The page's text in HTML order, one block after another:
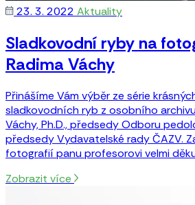
23. 3. 2022 Aktuality
Sladkovodní ryby na
Radima Váchy
Přinášíme Vám výběr ze série
sladkovodních ryb z osobního
Váchy, Ph.D., předsedy Odboru
předsedy Vydavatelské rady ČAZV.
fotografií panu profesorovi velmi
Zobrazit více